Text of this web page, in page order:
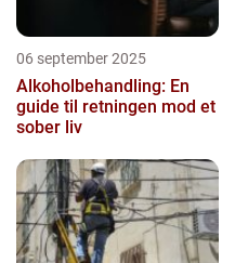
06 september 2025
Alkoholbehandling: En
guide til retningen mod et
sober liv